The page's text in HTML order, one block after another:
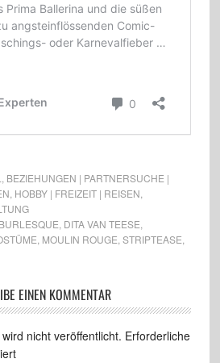
BEZIEHUNGEN | PARTNERSUCHE |
HOBBY | FREIZEIT | REISEN
BURLESQUE DITA VAN TEESE
MOULIN ROUGE STRIPTEASE
EINEN KOMMENTAR
nicht veröffentlicht. Erforderliche